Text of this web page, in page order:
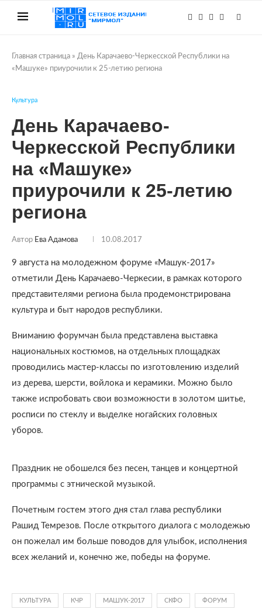
Главная страница » День Карачаево-Черкесской Республики на
«Машуке» приурочили к 25-летию региона
Культура
День Карачаево-
Черкесской Республики
на «Машуке»
приурочили к 25-летию
региона
Автор Ева Адамова 10.08.2017
9 августа на молодежном форуме «Машук-2017»
отметили День Карачаево-Черкесии, в рамках которого
представителями региона была продемонстрирована
культура и быт народов республики.
Вниманию форумчан была представлена выставка
национальных костюмов, на отдельных площадках
проводились мастер-классы по изготовлению изделий
из дерева, шерсти, войлока и керамики. Можно было
также испробовать свои возможности в золотом шитье,
росписи по стеклу и выделке ногайских головных
уборов.
Праздник не обошелся без песен, танцев и концертной
программы с этнической музыкой.
Почетным гостем этого дня стал глава республики
Рашид Темрезов. После открытого диалога с молодежью
он пожелал им больше поводов для улыбок, исполнения
всех желаний и, конечно же, победы на форуме.
КУЛЬТУРА КЧР МАШУК-2017 СКФО ФОРУМ